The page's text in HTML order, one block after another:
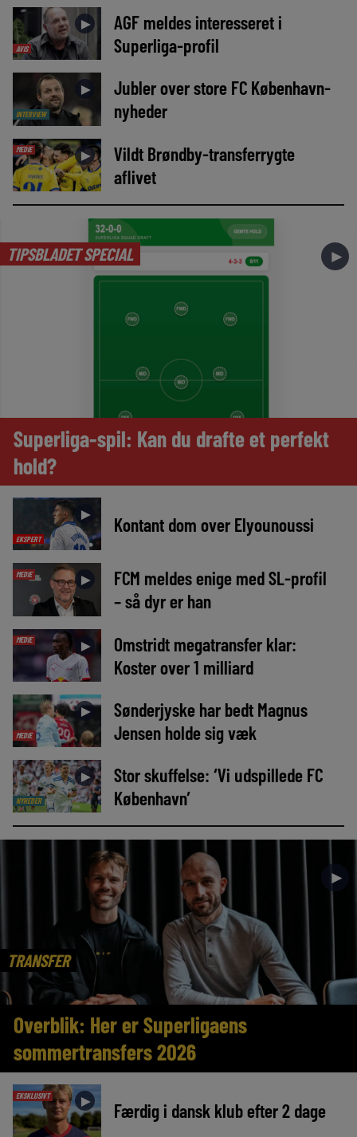
AVIS
►
AGF meldes interesseret i
Superliga-profil
INTERVIEW
►
Jubler over store FC København-
nyheder
MEDIE ►
Vildt Brøndby-transferrygte
aflivet
TIPSBLADET SPECIAL ►
Superliga-spil: Kan du drafte et perfekt
hold?
EKSPERT
► Kontant dom over Elyounoussi
MEDIE ►
FCM meldes enige med SL-profil
– så dyr er han
MEDIE ►
Omstridt megatransfer klar:
Koster over 1 milliard
MEDIE
►
Sønderjyske har bedt Magnus
Jensen holde sig væk
NYHEDER
►
Stor skuffelse: ‘Vi udspillede FC
København’
TRANSFER
►
Overblik: Her er Superligaens
sommertransfers 2026
EKSKLUSIVT ► Færdig i dansk klub efter 2 dage